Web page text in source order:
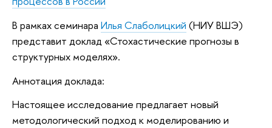
В рамках семинара Илья Слаболицкий (НИУ ВШЭ)
представит доклад «Стохастические прогнозы в
структурных моделях».
Аннотация доклада:
Настоящее исследование предлагает новый
методологический подход к моделированию и